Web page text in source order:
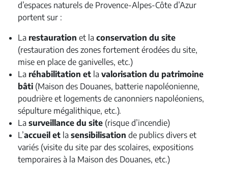
d’espaces naturels de Provence-Alpes-Côte d’Azur
portent sur :
La restauration et la conservation du site
(restauration des zones fortement érodées du site,
mise en place de ganivelles, etc.)
La réhabilitation et la valorisation du patrimoine
bâti (Maison des Douanes, batterie napoléonienne,
poudrière et logements de canonniers napoléoniens,
sépulture mégalithique, etc.).
La surveillance du site (risque d’incendie)
L’accueil et la sensibilisation de publics divers et
variés (visite du site par des scolaires, expositions
temporaires à la Maison des Douanes, etc.)